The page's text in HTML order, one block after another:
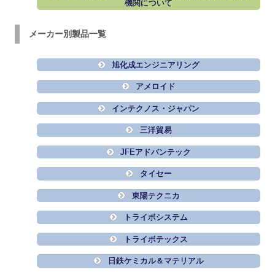
機関について
メーカー別製品一覧
旭化成エンジニアリング
アメロイド
インテクノス・ジャパン
三洋貿易
JFEアドバンテック
タイセー
東陽テクニカ
トライボシステム
トライボテックス
日鉄ケミカル＆マテリアル